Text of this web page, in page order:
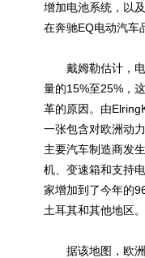
增加电池系统，以
在奔驰EQ电动汽车
戴姆勒估计，电
量的15%至25%，
革的原因。由
一张包含对欧洲动
主要汽车制造商发
机、变速箱和支持
家增加到了今年的
土耳其和其他地区。
据该地图，欧洲